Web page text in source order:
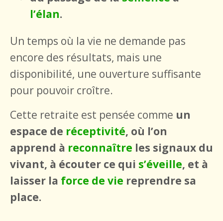
l’élan.
Un temps où la vie ne demande pas
encore des résultats, mais une
disponibilité, une ouverture suffisante
pour pouvoir croître.
Cette retraite est pensée comme un
espace de réceptivité, où l’on
apprend à reconnaître les signaux du
vivant, à écouter ce qui s’éveille, et à
laisser la force de vie reprendre sa
place.